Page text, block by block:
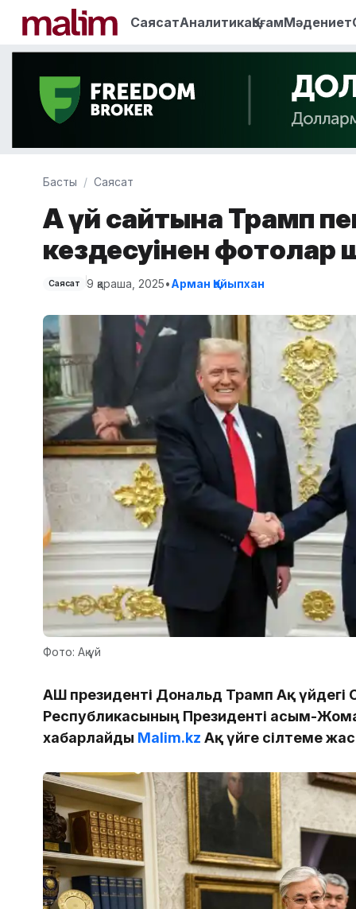
СаясатАналитикаҚоғамМәдениет
Басты Саясат
Ақ үй сайтына Трамп
кездесуінен фотолар
Саясат 9 қараша, 2025•Арман Қайыпхан
Фото: Ақ үй
АҚШ президенті Дональд Трамп Ақ үйдегі
Республикасының Президенті Қасым-
хабарлайды Malim.kz Ақ үйге сілтеме